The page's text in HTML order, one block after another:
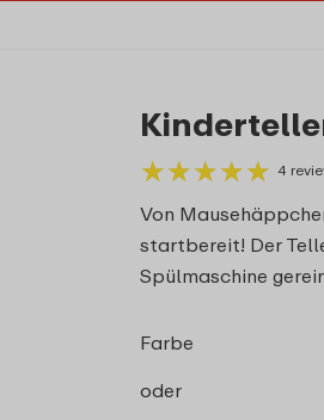
★★★★★
★★★★★ 4
Von
startbereit! Der
Spülmaschine
Farbe
oder